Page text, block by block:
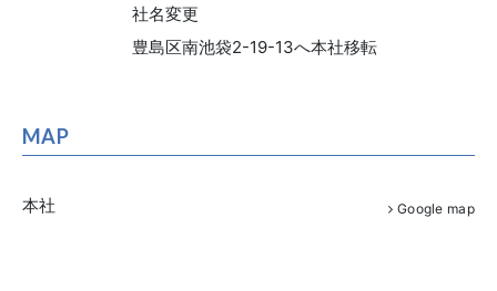
社名変更
豊島区南池袋2-19-13へ本社移転
MAP
本社 Google map